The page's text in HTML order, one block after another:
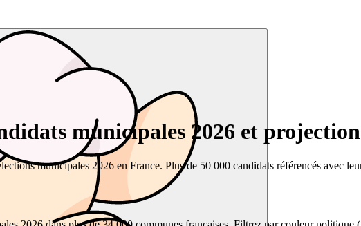
municipales 2026 et
municipales 2026 en France. Plus de 50 000 candidats référencés avec